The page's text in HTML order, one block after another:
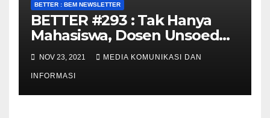
BETTER : BEM NEWSLETTER
BETTER #293 : Tak Hanya
Mahasiswa, Dosen Unsoed
pun Torehkan Prestasi di
Luar Negeri!
NOV 23, 2021 MEDIA KOMUNIKASI DAN
INFORMASI